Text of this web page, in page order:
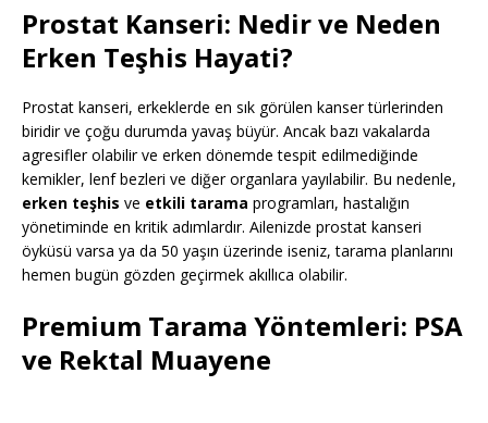
Prostat Kanseri: Nedir ve Neden
Erken Teşhis Hayati?
Prostat kanseri, erkeklerde en sık görülen kanser türlerinden
biridir ve çoğu durumda yavaş büyür. Ancak bazı vakalarda
agresifler olabilir ve erken dönemde tespit edilmediğinde
kemikler, lenf bezleri ve diğer organlara yayılabilir. Bu nedenle,
erken teşhis ve etkili tarama programları, hastalığın
yönetiminde en kritik adımlardır. Ailenizde prostat kanseri
öyküsü varsa ya da 50 yaşın üzerinde iseniz, tarama planlarını
hemen bugün gözden geçirmek akıllıca olabilir.
Premium Tarama Yöntemleri: PSA
ve Rektal Muayene